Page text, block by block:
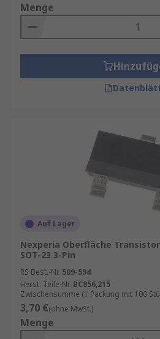
Menge
Auf Lager
Nexperia Oberfläche Transistor
SOT-23 3-Pin
RS Best.-Nr. 509-594
Herst. Teile-Nr. BC856,215
Zwischensumme (1 Packung mit 100
3,70 €(ohne MwSt.)
Menge